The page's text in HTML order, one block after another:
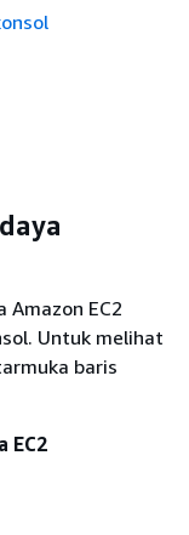
EC2
Untuk melihat
baris
EC2